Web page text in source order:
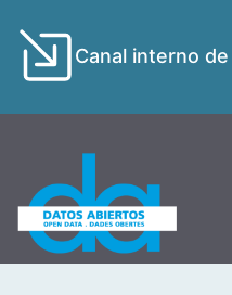
Canal interno